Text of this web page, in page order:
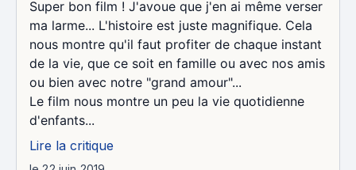
Super bon film ! J'avoue que j'en ai même verser
ma larme... L'histoire est juste magnifique. Cela
nous montre qu'il faut profiter de chaque instant
de la vie, que ce soit en famille ou avec nos amis
ou bien avec notre "grand amour"...
Le film nous montre un peu la vie quotidienne
d'enfants...
Lire la critique